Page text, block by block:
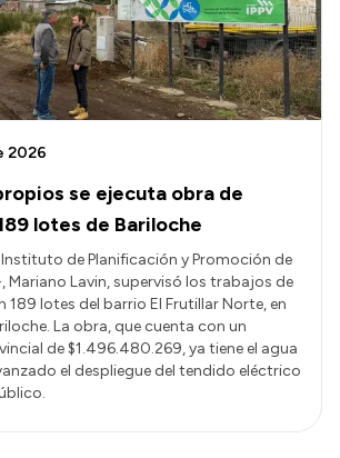
se ejecuta obra de
lotes de Bariloche
2026
de Planificación y Promoción de
Mariano Lavin, supervisó los trabajos de
189 lotes del barrio El Frutillar Norte, en
La obra, que cuenta con un
de $1.496.480.269, ya tiene el agua
el despliegue del tendido eléctrico